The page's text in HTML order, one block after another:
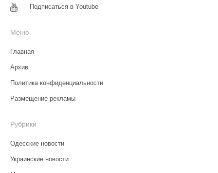
Подписаться в Youtube
Меню
Главная
Архив
Политика конфиденциальности
Размещение рекламы
Рубрики
Одесские новости
Украинские новости